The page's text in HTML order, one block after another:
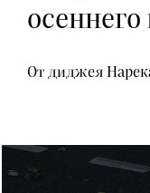
осеннего
От диджея